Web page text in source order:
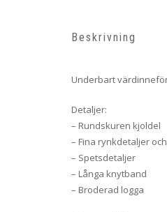
Beskrivning
Underbart
Detaljer:
– Rundskuren kjoldel
– Fina rynkdetaljer
– Spetsdetaljer
– Långa knytband
– Broderad logga